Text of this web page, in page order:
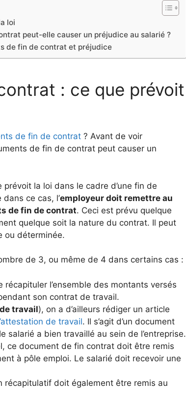
loi
peut-elle causer un préjudice au salarié ?
de fin de contrat et préjudice
: ce que prévoit
de fin de contrat ? Avant de voir
de fin de contrat peut causer un
la loi dans le cadre d’une fin de
ce cas, l’employeur doit remettre au
de fin de contrat. Ceci est prévu quelque
quelque soit la nature du contrat. Il peut
ou déterminée.
de 3, ou même de 4 dans certains cas :
récapituler l’ensemble des montants versés
son contrat de travail.
travail), on a d’ailleurs rédiger un article
de travail. Il s’agit d’un document
a bien travaillé au sein de l’entreprise.
ce document de fin contrat doit être remis
à pôle emploi. Le salarié doit recevoir une
récapitulatif doit également être remis au